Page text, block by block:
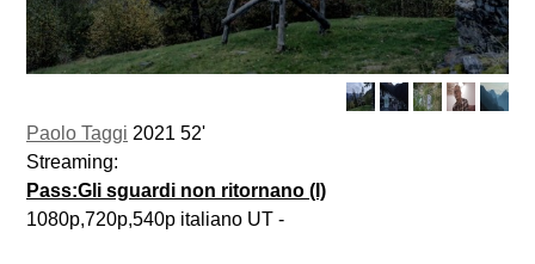
Paolo Taggi 2021 52'
Streaming:
Pass:Gli sguardi non ritornano (I)
1080p,720p,540p italiano UT -